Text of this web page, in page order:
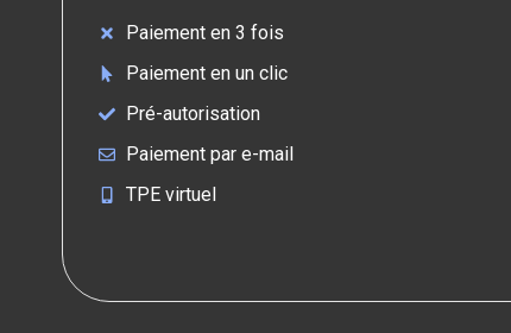
Paiement en 3 fois
Paiement en un clic
Pré-autorisation
Paiement par e-mail
TPE virtuel